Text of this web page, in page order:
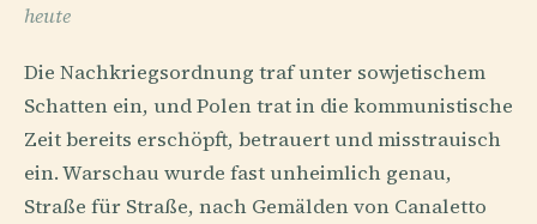
heute
Die Nachkriegsordnung traf unter sowjetischem
Schatten ein, und Polen trat in die kommunistische
Zeit bereits erschöpft, betrauert und misstrauisch
ein. Warschau wurde fast unheimlich genau,
Straße für Straße, nach Gemälden von Canaletto